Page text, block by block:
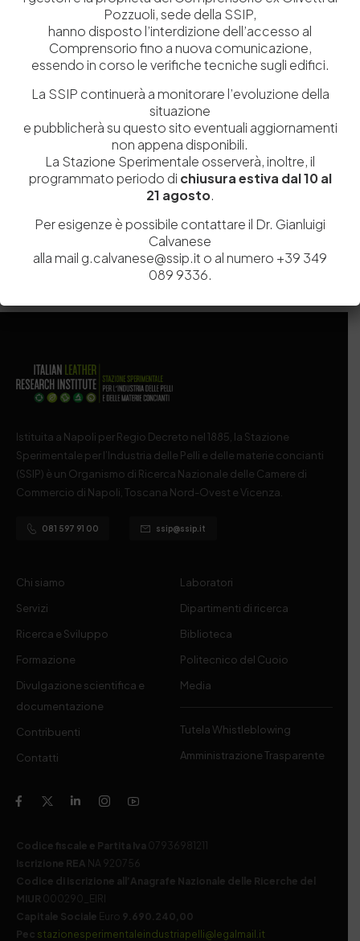
Salva il mio nome, email e sito web in questo browser per la
prossima volta che commento.
Post Comment
Istituita a Napoli per Regio Decreto nel 1885, la Stazione
Sperimentale per l’Industria delle Pelli e delle materie concianti
(SSIP) è un Organismo di Ricerca Nazionale delle Camere di
Commercio di Napoli, Toscana Nord-Ovest e Vicenza.
081 597 91 00 ssip@ssip.it
Chi siamo
Servizi
Ricerca e Sviluppo
Formazione
Divulgazione scientifica e
documentazione
Contribuenti
Contatti
Laboratori
Dipartimenti di ricerca
Biblioteca
Politecnico del Cuoio
Media
Tutela Whistleblowing
Amministrazione Trasparente
Codice fiscale e Partita Iva 07936981211
Iscrizione REA NA 920756
Codice di iscrizione all’Anagrafe Nazionale delle Ricerche del
MIUR 000290_EIRI
Capitale Sociale Euro 9.690.240,00
Pec stazionesperimentaleindustriapelli@legalmail.it
Pozzuoli, sede della SSIP,
hanno disposto l’interdizione dell’accesso al
Comprensorio fino a nuova comunicazione,
essendo in corso le verifiche tecniche sugli edifici.
La SSIP continuerà a monitorare l’evoluzione della
situazione
e pubblicherà su questo sito eventuali aggiornamenti
non appena disponibili.
La Stazione Sperimentale osserverà, inoltre, il
programmato periodo di chiusura estiva dal 10 al
21 agosto.
Per esigenze è possibile contattare il Dr. Gianluigi
Calvanese
alla mail g.calvanese@ssip.it o al numero +39 349
089 9336.